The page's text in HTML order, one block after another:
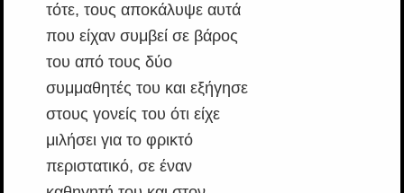
τότε, τους αποκάλυψε αυτά
που είχαν συμβεί σε βάρος
του από τους δύο
συμμαθητές του και εξήγησε
στους γονείς του ότι είχε
μιλήσει για το φρικτό
περιστατικό, σε έναν